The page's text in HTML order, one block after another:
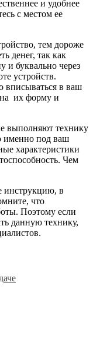
и удобнее
с местом ее
тем дороже
денег, так как
и буквально через
устройств.
вписываться в ваш
их форму и
выполняют технику
именно под ваш
характеристики
Чем
инструкцию, в
что
Поэтому если
данную технику,